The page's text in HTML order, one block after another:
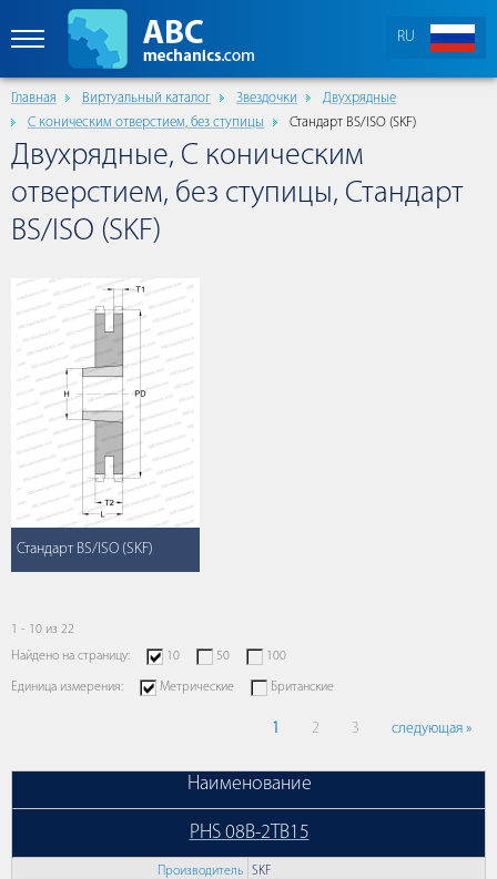
RU
Главная Виртуальный каталог Звездочки
Двухрядные
С коническим отверстием, без ступицы
Стандарт BS/ISO (SKF)
Двухрядные, С коническим
отверстием, без ступицы, Стандарт
BS/ISO (SKF)
Стандарт BS/ISO (SKF)
1 - 10 из 22
Найдено на страницу:
10 50 100
Единица измерения: Метрические Британские
1 2 3 следующая »
Наименование
PHS 08B-2TB15
Производитель SKF